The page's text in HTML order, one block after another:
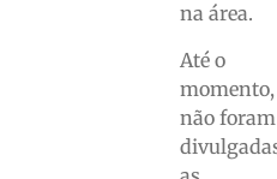
na área.
Até o
momento,
não foram